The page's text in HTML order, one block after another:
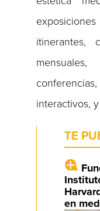
itinerantes,
interactivos,
TE
en